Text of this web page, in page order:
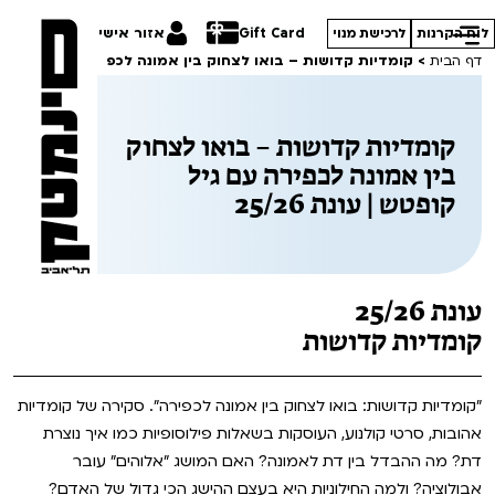
Gift Card אזור אישי לוח הקרנות לרכישת מנוי
הסרטים שלנו
טרום בכורה
חדשים
לילדים ולכל המשפחה
הקרנות על פופים
תכניות מיוחדות
הדרכים הלא ידועות
מחווה לג'ון קסאווטס
סדרות עונת 26/27
ההזמנות שלי
דף הבית > קומדיות קדושות – בואו לצחוק בין אמונה לכפירה עם גיל קופטש |
קומדיות קדושות – בואו לצחוק
בין אמונה לכפירה עם גיל
קופטש | עונת 25/26
עונת 25/26
קומדיות קדושות
"קומדיות קדושות: בואו לצחוק בין אמונה לכפירה". סקירה של קומדיות
אהובות, סרטי קולנוע, העוסקות בשאלות פילוסופיות כמו איך נוצרת
דת? מה ההבדל בין דת לאמונה? האם המושג "אלוהים" עובר
אבולוציה? ולמה החילוניות היא בעצם ההישג הכי גדול של האדם?